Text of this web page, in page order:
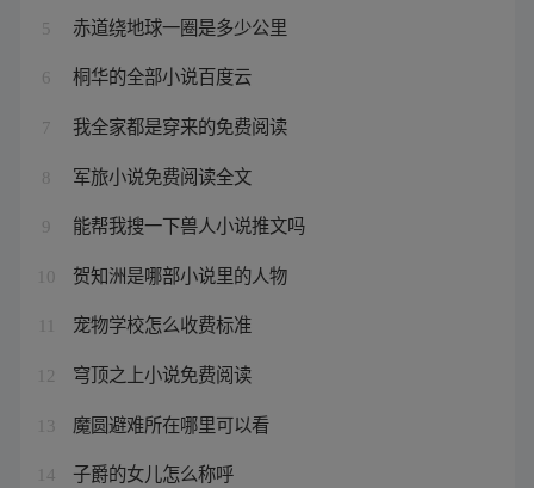
5 赤道绕地球一圈是多少公里
6 桐华的全部小说百度云
7 我全家都是穿来的免费阅读
8 军旅小说免费阅读全文
9 能帮我搜一下兽人小说推文吗
10 贺知洲是哪部小说里的人物
宠物学校怎么收费标准
12 穹顶之上小说免费阅读
13 魔圆避难所在哪里可以看
14 子爵的女儿怎么称呼